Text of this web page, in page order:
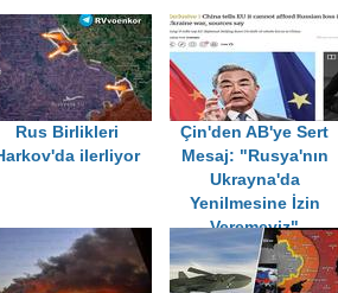
Rus Birlikleri
ilerliyor
Çin'den AB'ye Sert
Mesaj: "Rusya'nın
Ukrayna'da
Yenilmesine İzin
Veremeyiz"